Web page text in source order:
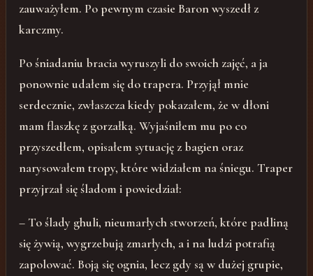
zauważyłem. Po pewnym czasie Baron wyszedł z
karczmy.
Po śniadaniu bracia wyruszyli do swoich zajęć, a ja
ponownie udałem się do trapera. Przyjął mnie
serdecznie, zwłaszcza kiedy pokazałem, że w dłoni
mam flaszkę z gorzałką. Wyjaśniłem mu po co
przyszedłem, opisałem sytuację z bagien oraz
narysowałem tropy, które widziałem na śniegu. Traper
przyjrzał się śladom i powiedział:
– To ślady ghuli, nieumarłych stworzeń, które padliną
się żywią, wygrzebują zmarłych, a i na ludzi potrafią
zapolować. Boją się ognia, lecz gdy są w dużej grupie,